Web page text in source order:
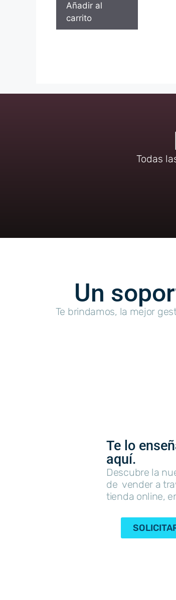
Añadir al
carrito
Todas
Un
Te brindamos, la mejor
Te lo
aquí.
Descubre la
de vender a
tienda online,